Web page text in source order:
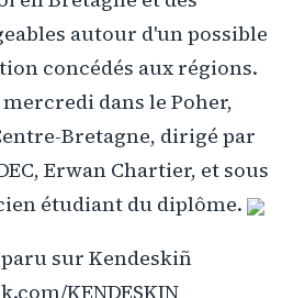
autour d'un possible
concédés aux régions.
dans le Poher,
Bretagne, dirigé par
Erwan Chartier, et sous
étudiant du diplôme.
sur Kendeskiñ
KENDESKIN